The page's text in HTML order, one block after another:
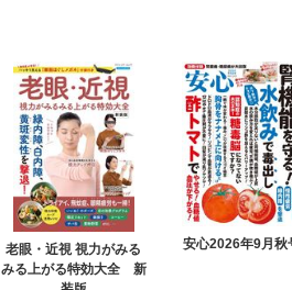
老眼・近視 視力がみる
みる上がる特効大全 新
安心2026年9月秋